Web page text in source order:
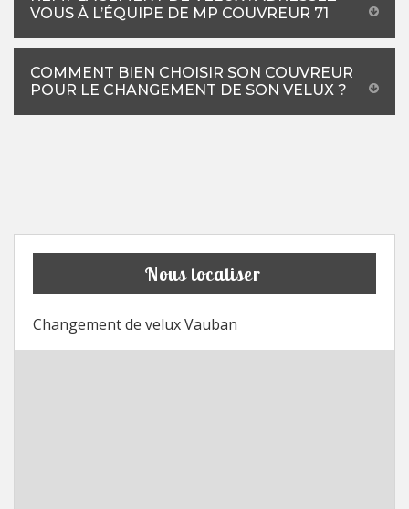
VOUS À L’ÉQUIPE DE MP COUVREUR 71
COMMENT BIEN CHOISIR SON COUVREUR
POUR LE CHANGEMENT DE SON VELUX ?
Nous localiser
Changement de velux Vauban